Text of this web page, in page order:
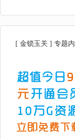
[ 金锁玉关 ] 专题